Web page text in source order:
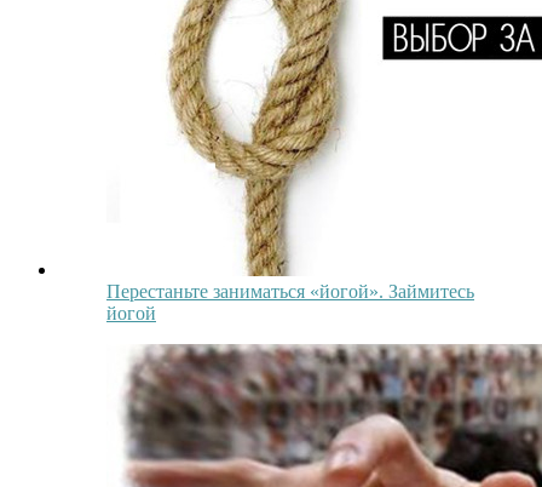
Перестаньте заниматься «йогой». Займитесь
йогой